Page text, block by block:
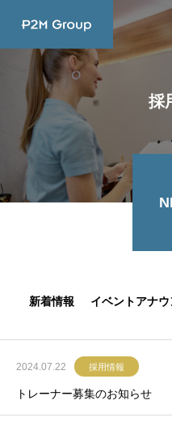
採
新着情報 イベントアナウ
2024.07.22 採用情報
トレーナー募集のお知らせ